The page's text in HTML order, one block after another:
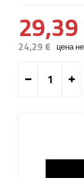
24,29 € цена